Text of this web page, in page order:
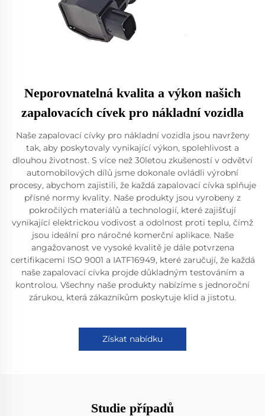
Neporovnatelná kvalita a výkon našich
zapalovacích cívek pro nákladní vozidla
Naše zapalovací cívky pro nákladní vozidla jsou navrženy
tak, aby poskytovaly vynikající výkon, spolehlivost a
dlouhou životnost. S více než 30letou zkušeností v odvětví
automobilových dílů jsme dokonale ovládli výrobní
procesy, abychom zajistili, že každá zapalovací cívka splňuje
přísné normy kvality. Naše produkty jsou vyrobeny z
pokročilých materiálů a technologií, které zajišťují
vynikající elektrickou vodivost a odolnost proti teplu, čímž
jsou ideální pro náročné komerční aplikace. Naše
angažovanost ve vysoké kvalitě je dále potvrzena
certifikacemi ISO 9001 a IATF16949, které zaručují, že každá
naše zapalovací cívka projde důkladným testováním a
kontrolou. Všechny naše produkty nabízíme s jednoroční
zárukou, která zákazníkům poskytuje klid a jistotu.
Získat nabídku
Studie případů